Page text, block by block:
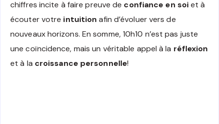
chiffres incite à faire preuve de confiance en soiet à
écouter votre intuition afin d’évoluer vers de
nouveaux horizons. En somme, 10h10 n’est pas juste
une coïncidence, mais un véritable appel à la réflexion
et à la croissance personnelle!